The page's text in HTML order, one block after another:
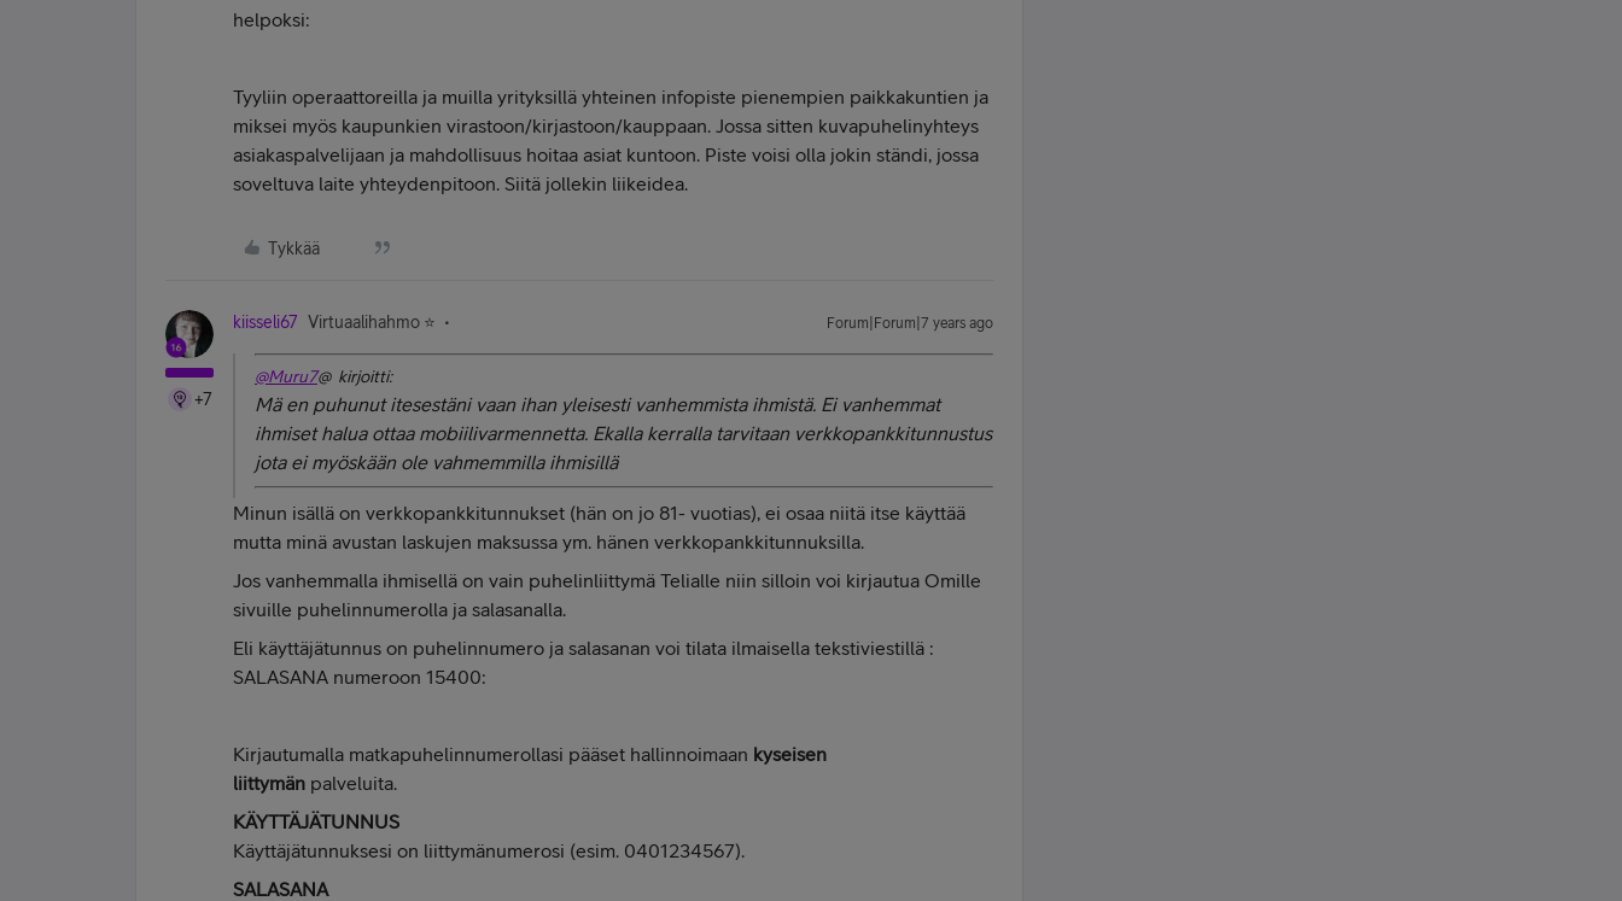
helpoksi:
Tyyliin operaattoreilla ja muilla yrityksillä yhteinen infopiste pienempien paikkakuntien ja
miksei myös kaupunkien virastoon/kirjastoon/kauppaan. Jossa sitten kuvapuhelinyhteys
asiakaspalvelijaan ja mahdollisuus hoitaa asiat kuntoon. Piste voisi olla jokin ständi, jossa
soveltuva laite yhteydenpitoon. Siitä jollekin liikeidea.
Tykkää
+7
kiisseli67 Virtuaalihahmo ⭐️ Forum|Forum|7 years ago
@Muru7@ kirjoitti:
Mä en puhunut itesestäni vaan ihan yleisesti vanhemmista ihmistä. Ei vanhemmat
ihmiset halua ottaa mobiilivarmennetta. Ekalla kerralla tarvitaan verkkopankkitunnustus
jota ei myöskään ole vahmemmilla ihmisillä
Minun isällä on verkkopankkitunnukset (hän on jo 81- vuotias), ei osaa niitä itse käyttää
mutta minä avustan laskujen maksussa ym. hänen verkkopankkitunnuksilla.
Jos vanhemmalla ihmisellä on vain puhelinliittymä Telialle niin silloin voi kirjautua Omille
sivuille puhelinnumerolla ja salasanalla.
Eli käyttäjätunnus on puhelinnumero ja salasanan voi tilata ilmaisella tekstiviestillä :
SALASANA numeroon 15400:
Kirjautumalla matkapuhelinnumerollasi pääset hallinnoimaan kyseisen
liittymän palveluita.
KÄYTTÄJÄTUNNUS
Käyttäjätunnuksesi on liittymänumerosi (esim. 0401234567).
SALASANA